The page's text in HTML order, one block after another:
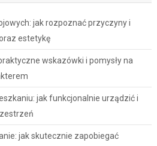
jak rozpoznać przyczyny i
estetykę
wskazówki i pomysły na
jak funkcjonalnie urządzić i
jak skutecznie zapobiegać